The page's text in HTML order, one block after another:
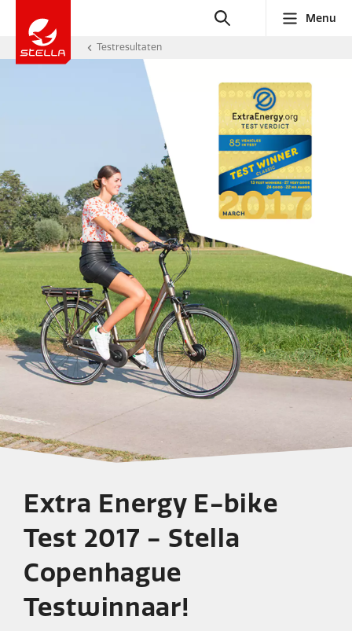
Menu
Testresultaten
Extra Energy E-bike
Test 2017 - Stella
Copenhague
Testwinnaar!